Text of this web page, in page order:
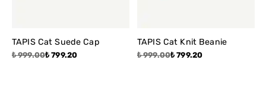
TAPIS Cat Suede Cap
₺ 999.00₺ 799.20
TAPIS Cat Knit Beanie
₺ 999.00₺ 799.20